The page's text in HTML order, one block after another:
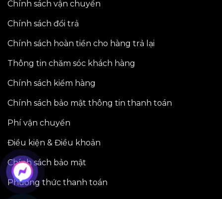
Chính sách vận chuyển
Chính sách đổi trả
Chính sách hoàn tiền cho hàng trả lại
Thông tin chăm sóc khách hàng
Chính sách kiểm hàng
Chính sách bảo mật thông tin thanh toán
Phí vận chuyển
Điều kiện & Điều khoản
Chính sách bảo mật
Phương thức thanh toán